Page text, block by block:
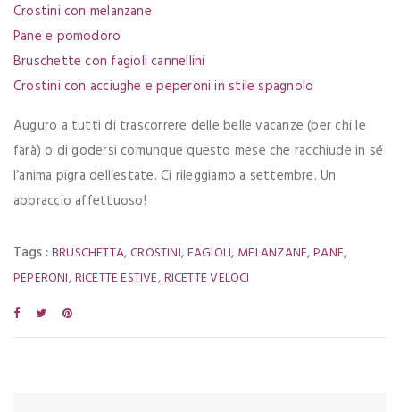
Crostini con melanzane
Pane e pomodoro
Bruschette con fagioli cannellini
Crostini con acciughe e peperoni in stile spagnolo
Auguro a tutti di trascorrere delle belle vacanze (per chi le
farà) o di godersi comunque questo mese che racchiude in sé
l’anima pigra dell’estate. Ci rileggiamo a settembre. Un
abbraccio affettuoso!
Tags :BRUSCHETTA,CROSTINI,FAGIOLI, MELANZANE,PANE,
PEPERONI,RICETTE ESTIVE,RICETTE VELOCI